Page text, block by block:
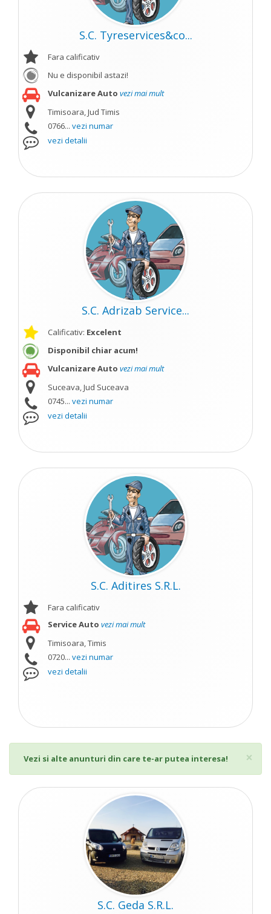
S.C. Tyreservices&co...
Fara calificativ
Nu e disponibil astazi!
Vulcanizare Auto vezi mai mult
Timisoara, Jud Timis
0766... vezi numar
vezi detalii
S.C. Adrizab Service...
Calificativ: Excelent
Disponibil chiar acum!
Vulcanizare Auto vezi mai mult
Suceava, Jud Suceava
0745... vezi numar
vezi detalii
S.C. Aditires S.R.L.
Fara calificativ
Service Auto vezi mai mult
Timisoara, Timis
0720... vezi numar
vezi detalii
×
Vezi si alte anunturi din care te-ar putea interesa!
S.C. Geda S.R.L.